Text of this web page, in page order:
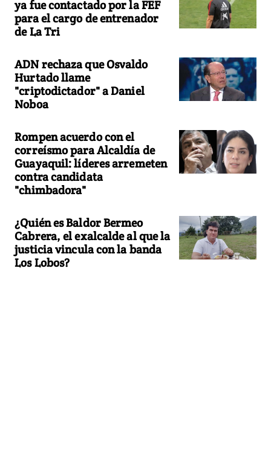
ya fue contactado por la FEF
para el cargo de entrenador
de La Tri
ADN rechaza que Osvaldo
Hurtado llame
"criptodictador" a Daniel
Noboa
Rompen acuerdo con el
correísmo para Alcaldía de
Guayaquil: líderes arremeten
contra candidata
"chimbadora"
¿Quién es Baldor Bermeo
Cabrera, el exalcalde al que la
justicia vincula con la banda
Los Lobos?